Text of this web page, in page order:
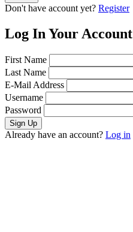
Don't have account yet? Register
Log In Your Account
First Name
Last Name
E-Mail Address
Username
Password
Already have an account? Log in